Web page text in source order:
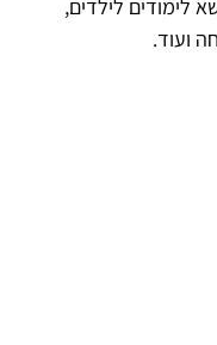
לימודים לילדים,
ועוד.